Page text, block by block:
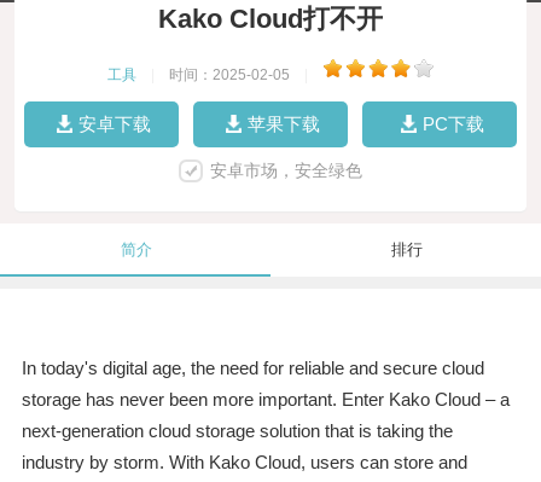
Kako Cloud打不开
工具 时间：2025-02-05
安卓下载 苹果下载 PC下载
安卓市场，安全绿色
简介 排行
In today's digital age, the need for reliable and secure cloud
storage has never been more important. Enter Kako Cloud – a
next-generation cloud storage solution that is taking the
industry by storm. With Kako Cloud, users can store and